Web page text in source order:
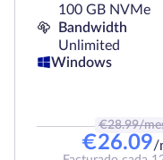
100 GB NVMe
Bandwidth
Unlimited
Windows
€28.99/
€26.09/